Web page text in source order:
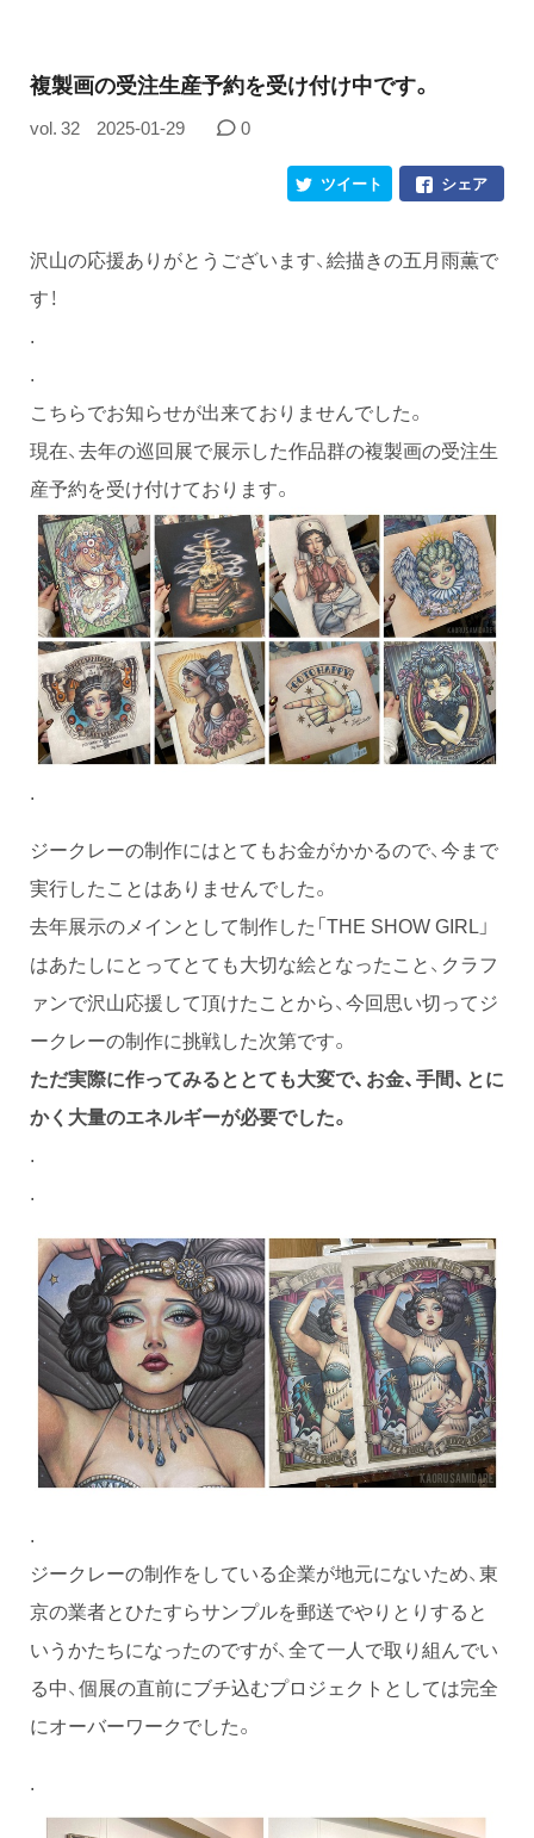
複製画の受注生産予約を受け付け中です。
vol. 32 2025-01-29 0
シェア
ツイート
沢山の応援ありがとうございます、絵描きの五月雨薫で
す！
.
.
こちらでお知らせが出来ておりませんでした。
現在、去年の巡回展で展示した作品群の複製画の受注生
産予約を受け付けております。
.
ジークレーの制作にはとてもお金がかかるので、今まで
実行したことはありませんでした。
去年展示のメインとして制作した「THE SHOW GIRL」
はあたしにとってとても大切な絵となったこと、クラフ
ァンで沢山応援して頂けたことから、今回思い切ってジ
ークレーの制作に挑戦した次第です。
ただ実際に作ってみるととても大変で、お金、手間、とに
かく大量のエネルギーが必要でした。
.
.
.
ジークレーの制作をしている企業が地元にないため、東
京の業者とひたすらサンプルを郵送でやりとりすると
いうかたちになったのですが、全て一人で取り組んでい
る中、個展の直前にブチ込むプロジェクトとしては完全
にオーバーワークでした。
.